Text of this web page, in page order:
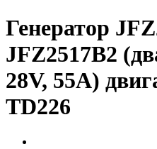
Генератор
JFZ2517B2
28V, 55A)
TD226